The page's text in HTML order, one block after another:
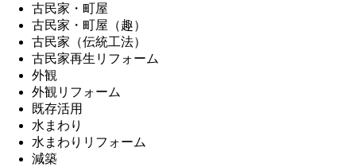
古民家・町屋
古民家・町屋（趣）
古民家（伝統工法）
古民家再生リフォーム
外観
外観リフォーム
既存活用
水まわり
水まわりリフォーム
減築